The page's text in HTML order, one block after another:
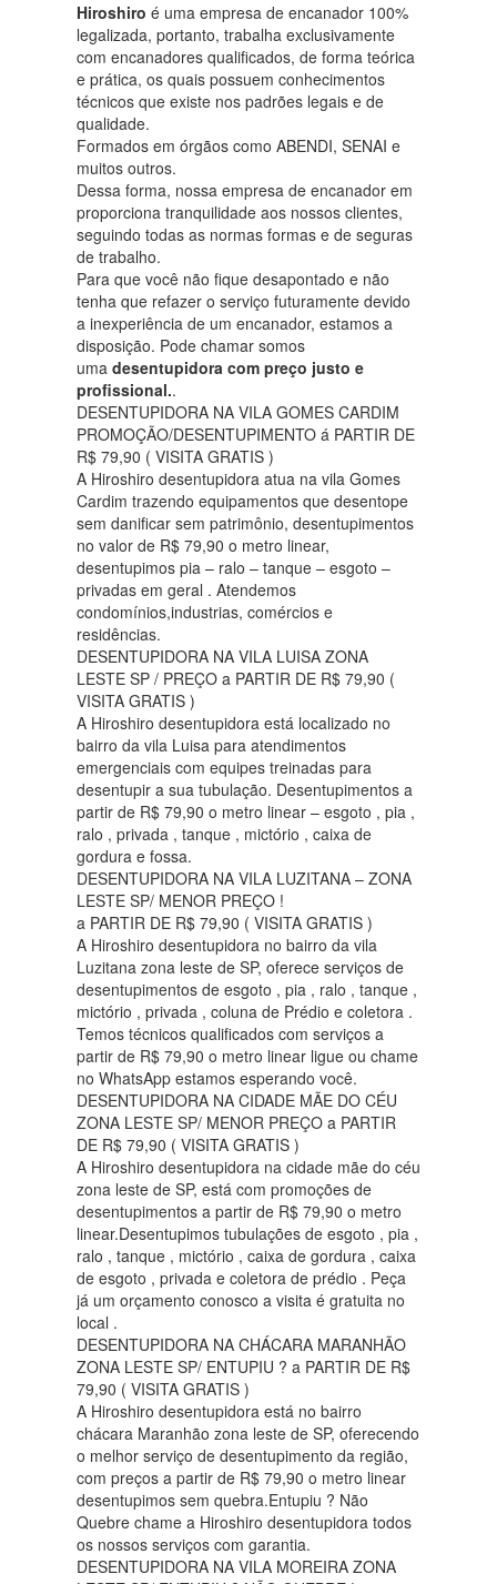
Hiroshiro é uma empresa de encanador 100%
legalizada, portanto, trabalha exclusivamente
com encanadores qualificados, de forma teórica
e prática, os quais possuem conhecimentos
técnicos que existe nos padrões legais e de
qualidade.
Formados em órgãos como ABENDI, SENAI e
muitos outros.
Dessa forma, nossa empresa de encanador em
proporciona tranquilidade aos nossos clientes,
seguindo todas as normas formas e de seguras
de trabalho.
Para que você não fique desapontado e não
tenha que refazer o serviço futuramente devido
a inexperiência de um encanador, estamos a
disposição. Pode chamar somos
uma desentupidora com preço justo e
profissional..
DESENTUPIDORA NA VILA GOMES CARDIM
PROMOÇÃO/DESENTUPIMENTO á PARTIR DE
R$ 79,90 ( VISITA GRATIS )
A Hiroshiro desentupidora atua na vila Gomes
Cardim trazendo equipamentos que desentope
sem danificar sem patrimônio, desentupimentos
no valor de R$ 79,90 o metro linear,
desentupimos pia – ralo – tanque – esgoto –
privadas em geral . Atendemos
condomínios,industrias, comércios e
residências.
DESENTUPIDORA NA VILA LUISA ZONA
LESTE SP / PREÇO a PARTIR DE R$ 79,90 (
VISITA GRATIS )
A Hiroshiro desentupidora está localizado no
bairro da vila Luisa para atendimentos
emergenciais com equipes treinadas para
desentupir a sua tubulação. Desentupimentos a
partir de R$ 79,90 o metro linear – esgoto , pia ,
ralo , privada , tanque , mictório , caixa de
gordura e fossa.
DESENTUPIDORA NA VILA LUZITANA – ZONA
LESTE SP/ MENOR PREÇO !
a PARTIR DE R$ 79,90 ( VISITA GRATIS )
A Hiroshiro desentupidora no bairro da vila
Luzitana zona leste de SP, oferece serviços de
desentupimentos de esgoto , pia , ralo , tanque ,
mictório , privada , coluna de Prédio e coletora .
Temos técnicos qualificados com serviços a
partir de R$ 79,90 o metro linear ligue ou chame
no WhatsApp estamos esperando você.
DESENTUPIDORA NA CIDADE MÃE DO CÉU
ZONA LESTE SP/ MENOR PREÇO a PARTIR
DE R$ 79,90 ( VISITA GRATIS )
A Hiroshiro desentupidora na cidade mãe do céu
zona leste de SP, está com promoções de
desentupimentos a partir de R$ 79,90 o metro
linear.Desentupimos tubulações de esgoto , pia ,
ralo , tanque , mictório , caixa de gordura , caixa
de esgoto , privada e coletora de prédio . Peça
já um orçamento conosco a visita é gratuita no
local .
DESENTUPIDORA NA CHÁCARA MARANHÃO
ZONA LESTE SP/ ENTUPIU ? a PARTIR DE R$
79,90 ( VISITA GRATIS )
A Hiroshiro desentupidora está no bairro
chácara Maranhão zona leste de SP, oferecendo
o melhor serviço de desentupimento da região,
com preços a partir de R$ 79,90 o metro linear
desentupimos sem quebra.Entupiu ? Não
Quebre chame a Hiroshiro desentupidora todos
os nossos serviços com garantia.
DESENTUPIDORA NA VILA MOREIRA ZONA